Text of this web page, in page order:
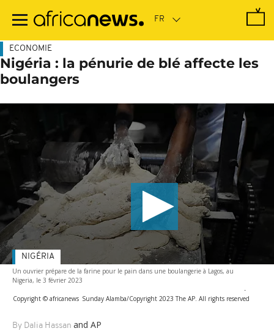
contenu
ECONOMIE
Nigéria : la pénurie de blé affecte les
boulangers
Un ouvrier prépare de la farine pour le pain dans une boulangerie à Lagos, au
Nigeria, le 3 février 2023
-
Copyright © africanews Sunday Alamba/Copyright 2023 The AP. All rights reserved
By Dalia Hassan and AP
NIGÉRIA